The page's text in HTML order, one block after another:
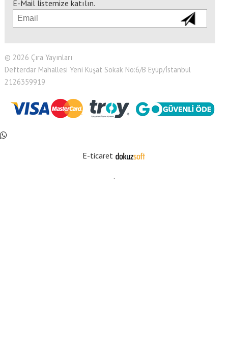
E-Mail listemize katılın.
© 2026 Çıra Yayınları
Defterdar Mahallesi Yeni Kuşat Sokak No:6/B Eyüp/İstanbul
2126359919
E-ticaret
.